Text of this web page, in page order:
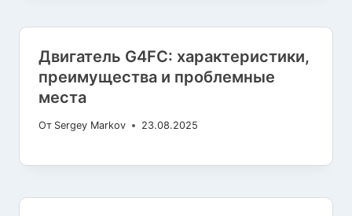
Двигатель G4FC: характеристики,
преимущества и проблемные
места
От Sergey Markov 23.08.2025